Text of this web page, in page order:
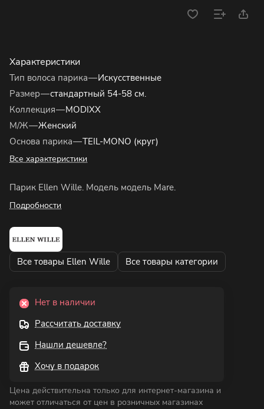
Характеристики
Тип волоса парика—Искусственные
Размер—стандартный 54-58 см.
Коллекция—MODIXX
М/Ж—Женский
Основа парика—TEIL-MONO (круг)
Все характеристики
Парик Ellen Wille. Модель модель Mare.
Подробности
Все товары Ellen Wille Все товары категории
Нет в наличии
Рассчитать доставку
Нашли дешевле?
Хочу в подарок
Цена действительна только для интернет-магазина и
может отличаться от цен в розничных магазинах